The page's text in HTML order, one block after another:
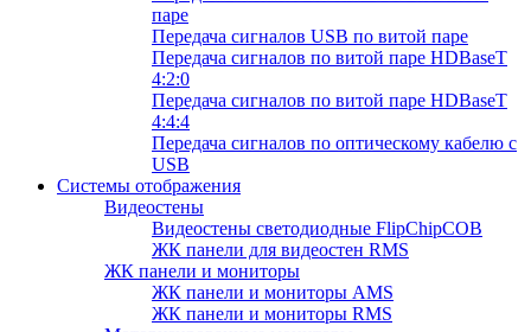
паре
Передача сигналов USB по витой паре
Передача сигналов по витой паре HDBaseT
4:2:0
Передача сигналов по витой паре HDBaseT
4:4:4
Передача сигналов по оптическому кабелю с
USB
Системы отображения
Видеостены
Видеостены светодиодные FlipChipCOB
ЖК панели для видеостен RMS
ЖК панели и мониторы
ЖК панели и мониторы AMS
ЖК панели и мониторы RMS